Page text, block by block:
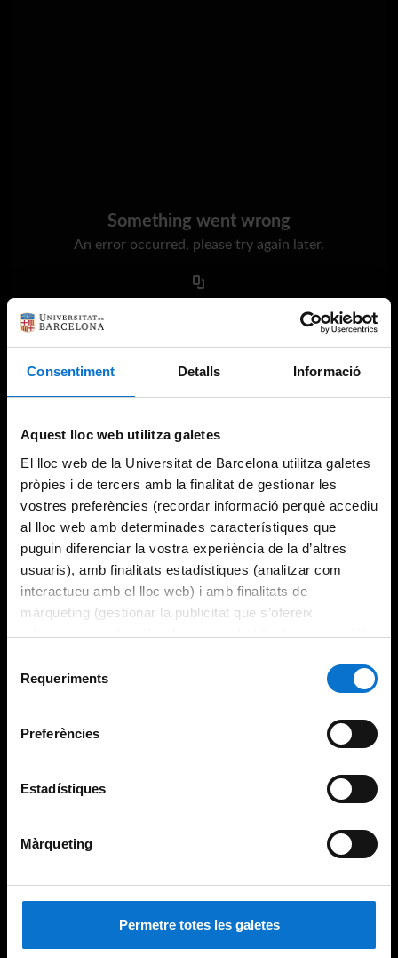
Consentiment Detalls Informació
Aquest lloc web utilitza galetes
El lloc web de la Universitat de Barcelona utilitza galetes
pròpies i de tercers amb la finalitat de gestionar les
vostres preferències (recordar informació perquè accediu
al lloc web amb determinades característiques que
puguin diferenciar la vostra experiència de la d’altres
usuaris), amb finalitats estadístiques (analitzar com
interactueu amb el lloc web) i amb finalitats de
màrqueting (gestionar la publicitat que s’ofereix
adequant-la en funció dels vostres hàbits de navegació).
consultar laPolítica de galetes del lloc web de la
Requeriments
Preferències
Estadístiques
Màrqueting
Permetre totes les galetes
Something went wrong
An error occurred, please try again later.